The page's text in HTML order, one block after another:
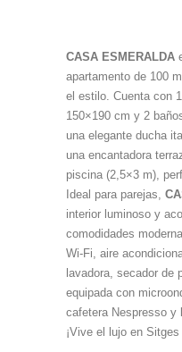
CASA ESMERALDA
apartamento de 100
el estilo. Cuenta con
150×190 cm y 2
una elegante ducha
una encantadora
piscina (2,5×3 m),
Ideal para parejas,
interior luminoso y
comodidades
Wi-Fi, aire
lavadora, secador de
equipada con
cafetera Nespresso y
¡Vive el lujo en